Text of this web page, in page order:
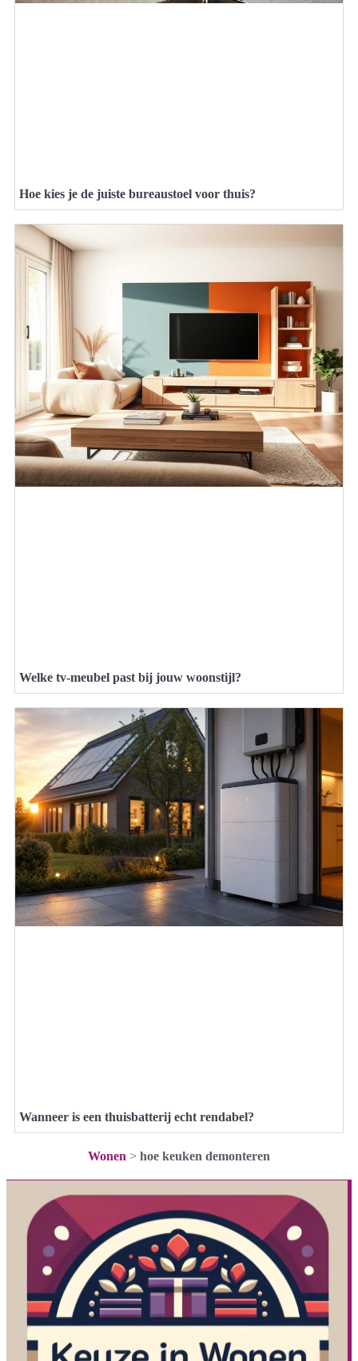
Hoe kies je de juiste bureaustoel voor thuis?
Welke tv-meubel past bij jouw woonstijl?
Wanneer is een thuisbatterij echt rendabel?
Wonen > hoe keuken demonteren